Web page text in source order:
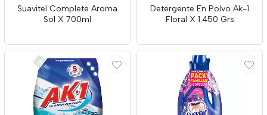
Suavitel Complete Aroma
Sol X 700ml
Detergente En Polvo Ak-1
Floral X 1.450 Grs